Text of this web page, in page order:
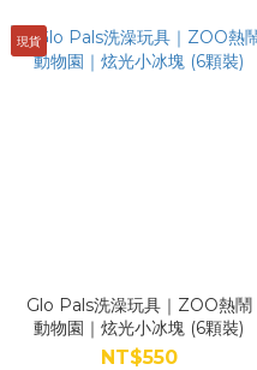
現貨
Glo Pals洗澡玩具｜ZOO熱鬧
動物園｜炫光小冰塊 (6顆裝)
NT$550